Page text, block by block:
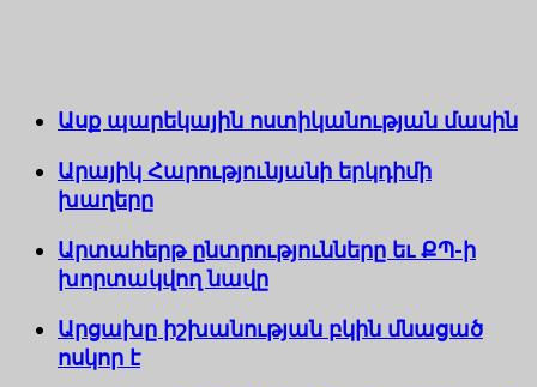
Ասք պարեկային ոստիկանության մասին
Արայիկ Հարությունյանի երկդիմի
խաղերը
Արտահերթ ընտրությունները եւ ՔՊ-ի
խորտակվող նավը
Արցախը իշխանության բկին մնացած
ոսկոր է